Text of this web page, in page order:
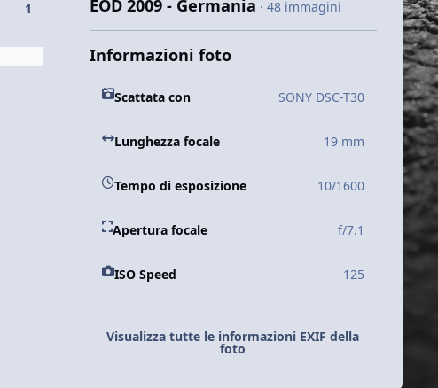
1 EOD 2009 - Germania · 48 immagini
Informazioni foto
Scattata con SONY DSC-T30
Lunghezza focale 19 mm
Tempo di esposizione 10/1600
Apertura focale f/7.1
ISO Speed 125
Visualizza tutte le informazioni EXIF della
foto